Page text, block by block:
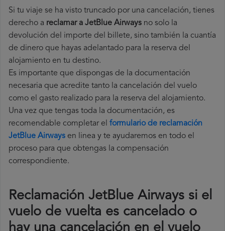
Si tu viaje se ha visto truncado por una cancelación, tienes
derecho a reclamar a JetBlue Airways no solo la
devolución del importe del billete, sino también la cuantía
de dinero que hayas adelantado para la reserva del
alojamiento en tu destino.
Es importante que dispongas de la documentación
necesaria que acredite tanto la cancelación del vuelo
como el gasto realizado para la reserva del alojamiento.
Una vez que tengas toda la documentación, es
recomendable completar el formulario de reclamación
JetBlue Airways en linea y te ayudaremos en todo el
proceso para que obtengas la compensación
correspondiente.
Reclamación JetBlue Airways si el
vuelo de vuelta es cancelado o